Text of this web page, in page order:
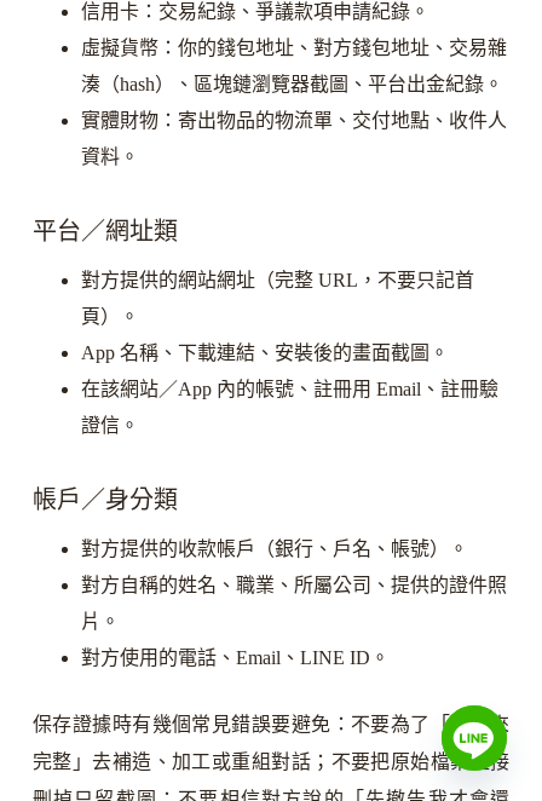
信用卡：交易紀錄、爭議款項申請紀錄。
虛擬貨幣：你的錢包地址、對方錢包地址、交易雜
湊（hash）、區塊鏈瀏覽器截圖、平台出金紀錄。
實體財物：寄出物品的物流單、交付地點、收件人
資料。
平台／網址類
對方提供的網站網址（完整 URL，不要只記首
頁）。
App 名稱、下載連結、安裝後的畫面截圖。
在該網站／App 內的帳號、註冊用 Email、註冊驗
證信。
帳戶／身分類
對方提供的收款帳戶（銀行、戶名、帳號）。
對方自稱的姓名、職業、所屬公司、提供的證件照
片。
對方使用的電話、Email、LINE ID。
保存證據時有幾個常見錯誤要避免：不要為了「看起來
完整」去補造、加工或重組對話；不要把原始檔案直接